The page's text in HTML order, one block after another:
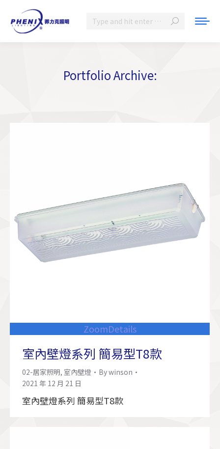
Search:
Portfolio Archive:
ZoomDetails
室內壁燈系列 簡易型T8款
02-居家照明, 室內壁燈 Bywinson
2021 年 12 月 21 日
室內壁燈系列 簡易型T8款